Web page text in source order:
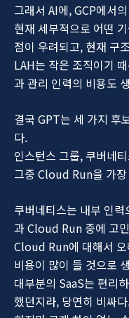
그래서 AI에, GCP에서
현재 세부적으로 어떤
점이 우려되고, 현재 구
LAH는 작은 조직이기
과 관리 인력의 비용도
결국 GPT는 세 가지 후
다.
인스턴스 그룹, 쿠버네
그중 Cloud Run을 가
쿠버네티스는 내부 인
과 Cloud Run 중에 고
Cloud Run에 대해서
비용이 많이 들 것으로
대부분의 SaaS는 편리
했던지라, 당연히 비싸